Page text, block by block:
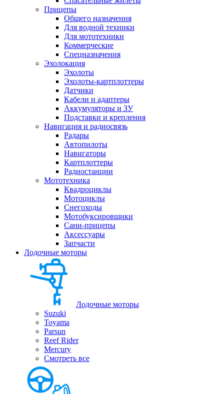
Прицепы
Общего назначения
Для водной техники
Для мототехники
Коммерческие
Спецназначения
Эхолокация
Эхолоты
Эхолоты-картплоттеры
Датчики
Кабели и адаптеры
Аккумуляторы и ЗУ
Подставки и крепления
Навигация и радиосвязь
Радары
Автопилоты
Навигаторы
Картплоттеры
Радиостанции
Мототехника
Квадроциклы
Мотоциклы
Снегоходы
Мотобуксировщики
Сани-прицепы
Аксессуары
Запчасти
Лодочные моторы
Лодочные моторы
Suzuki
Toyama
Parsun
Reef Rider
Mercury
Смотреть все